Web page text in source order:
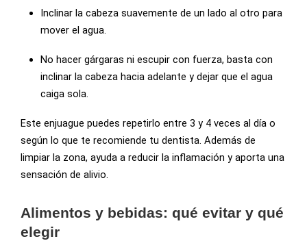
Inclinar la cabeza suavemente de un lado al otro para
mover el agua.
No hacer gárgaras ni escupir con fuerza, basta con
inclinar la cabeza hacia adelante y dejar que el agua
caiga sola.
Este enjuague puedes repetirlo entre 3 y 4 veces al día o
según lo que te recomiende tu dentista. Además de
limpiar la zona, ayuda a reducir la inflamación y aporta una
sensación de alivio.
Alimentos y bebidas: qué evitar y qué
elegir